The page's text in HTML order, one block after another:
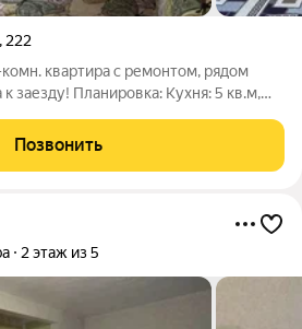
, 222
квартира с ремонтом, рядом
Планировка: Кухня: 5 кв.м,
Позвонить
2 этаж из 5